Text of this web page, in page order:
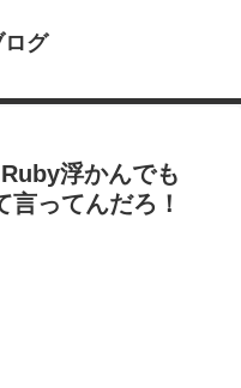
ログ
浮かんでも
ってんだろ！